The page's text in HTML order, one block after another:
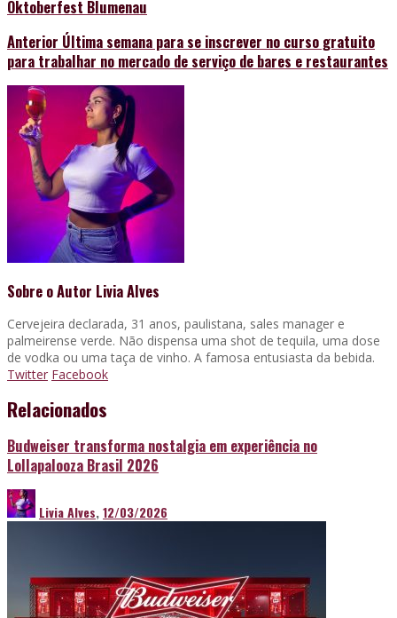
Oktoberfest Blumenau
Anterior Última semana para se inscrever no curso gratuito
para trabalhar no mercado de serviço de bares e restaurantes
Sobre o Autor Livia Alves
Cervejeira declarada, 31 anos, paulistana, sales manager e
palmeirense verde. Não dispensa uma shot de tequila, uma dose
de vodka ou uma taça de vinho. A famosa entusiasta da bebida.
Twitter Facebook
Relacionados
Budweiser transforma nostalgia em experiência no
Lollapalooza Brasil 2026
Livia Alves,12/03/2026